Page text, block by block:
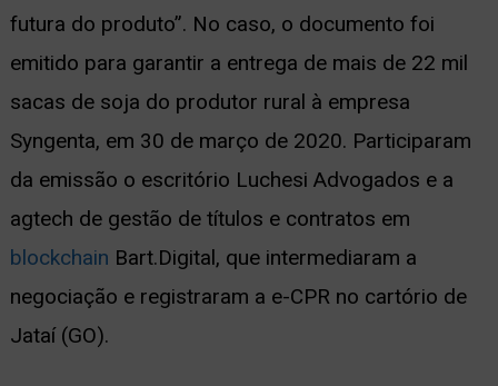
futura do produto”. No caso, o documento foi
emitido para garantir a entrega de mais de 22 mil
sacas de soja do produtor rural à empresa
Syngenta, em 30 de março de 2020. Participaram
da emissão o escritório Luchesi Advogados e a
agtech de gestão de títulos e contratos em
blockchain Bart.Digital, que intermediaram a
negociação e registraram a e-CPR no cartório de
Jataí (GO).